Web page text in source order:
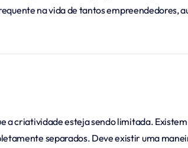
na vida de tantos empreendedores,
a criatividade esteja sendo limitada.
separados. Deve existir uma